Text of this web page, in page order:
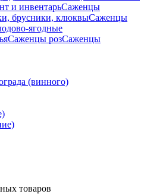
и инвентарьСаженцы
брусники, клюквыСаженцы
ягодные
Саженцы розСаженцы
(винного)
товаров